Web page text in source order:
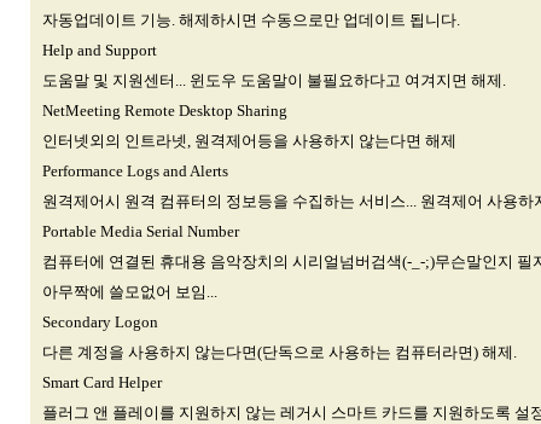
자동업데이트 기능. 해제하시면 수동으로만 업데이트 됩니다.
Help and Support
도움말 및 지원센터... 윈도우 도움말이 불필요하다고 여겨지면 해제.
NetMeeting Remote Desktop Sharing
인터넷외의 인트라넷, 원격제어등을 사용하지 않는다면 해제
Performance Logs and Alerts
원격제어시 원격 컴퓨터의 정보등을 수집하는 서비스... 원격제어 사용하
Portable Media Serial Number
컴퓨터에 연결된 휴대용 음악장치의 시리얼넘버검색(-_-;)무슨말인지 필
아무짝에 쓸모없어 보임...
Secondary Logon
다른 계정을 사용하지 않는다면(단독으로 사용하는 컴퓨터라면) 해제.
Smart Card Helper
플러그 앤 플레이를 지원하지 않는 레거시 스마트 카드를 지원하도록 설